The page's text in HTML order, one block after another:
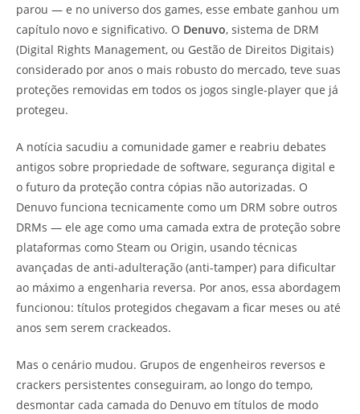
parou — e no universo dos games, esse embate ganhou um
capítulo novo e significativo. O Denuvo, sistema de DRM
(Digital Rights Management, ou Gestão de Direitos Digitais)
considerado por anos o mais robusto do mercado, teve suas
proteções removidas em todos os jogos single-player que já
protegeu.
A notícia sacudiu a comunidade gamer e reabriu debates
antigos sobre propriedade de software, segurança digital e
o futuro da proteção contra cópias não autorizadas. O
Denuvo funciona tecnicamente como um DRM sobre outros
DRMs — ele age como uma camada extra de proteção sobre
plataformas como Steam ou Origin, usando técnicas
avançadas de anti-adulteração (anti-tamper) para dificultar
ao máximo a engenharia reversa. Por anos, essa abordagem
funcionou: títulos protegidos chegavam a ficar meses ou até
anos sem serem crackeados.
Mas o cenário mudou. Grupos de engenheiros reversos e
crackers persistentes conseguiram, ao longo do tempo,
desmontar cada camada do Denuvo em títulos de modo